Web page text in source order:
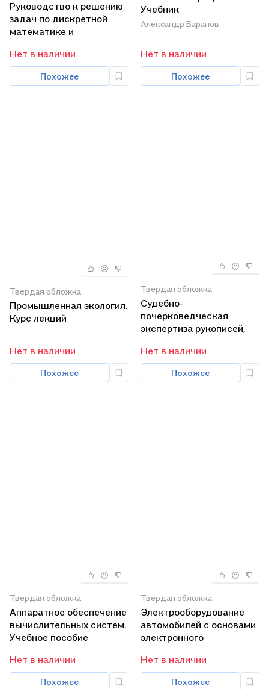
Руководство к решению
задач по дискретной
математике и
Часть IІ. Учебное пособие
Нет в наличии
Похожее
Учебник
Александр Баранов
Нет в наличии
Похожее
Твердая обложка
Промышленная экология.
Курс лекций
Нет в наличии
Похожее
Твердая обложка
Судебно-
почерковедческая
экспертиза рукописей,
казахском языке.
Учебник
Нет в наличии
Похожее
Твердая обложка
Аппаратное обеспечение
вычислительных систем.
Учебное пособие
Нет в наличии
Похожее
Твердая обложка
Электрооборудование
автомобилей с основами
электронного
Нет в наличии
Похожее